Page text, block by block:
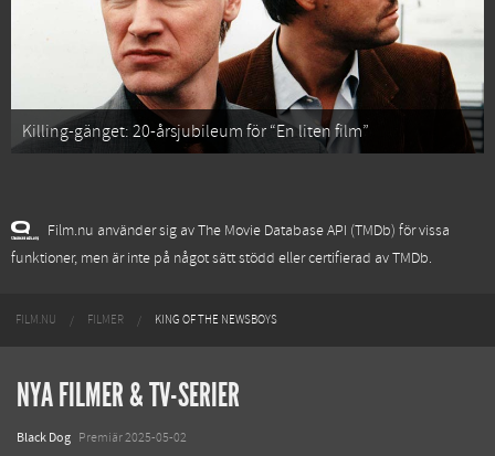
Killing-gänget: 20-årsjubileum för “En liten film”
Film.nu använder sig av The Movie Database API (TMDb) för vissa
funktioner, men är inte på något sätt stödd eller certifierad av TMDb.
FILM.NU FILMER KING OF THE NEWSBOYS
NYA FILMER & TV-SERIER
Black Dog Premiär 2025-05-02